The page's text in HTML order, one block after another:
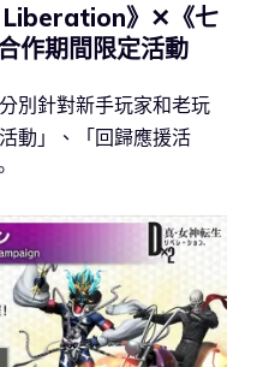
Liberation》✕《七
作期間限定活動
別針對新手玩家和老玩
動」、「回歸應援活